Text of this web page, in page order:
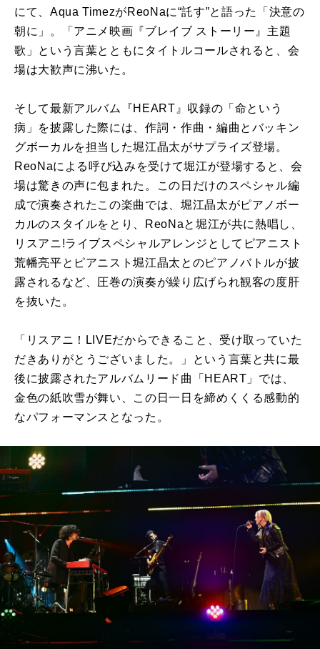
にて、Aqua TimezがReoNaに“託す”と語った「決意の
朝に」。「アニメ映画『ブレイブ ストーリー』主題
歌」という言葉とともにタイトルコールされると、会
場は大歓声に沸いた。
そして最新アルバム『HEART』収録の「命という
病」を披露した際には、作詞・作曲・編曲とバッキン
グボーカルを担当した堀江晶太がサプライズ登場。
ReoNaによる呼び込みを受けて堀江が登場すると、会
場は驚きの声に包まれた。この日だけのスペシャル編
成で演奏されたこの楽曲では、堀江晶太がピアノボー
カルのスタイルをとり、ReoNaと堀江が共に熱唱し、
リスアニ!ライブスペシャルアレンジとしてピアニスト
荒幡亮平とピアニスト堀江晶太とのピアノバトルが披
露されるなど、圧巻の演奏が繰り広げられ観客の度肝
を抜いた。
「リスアニ！LIVEだからできること、受け取っていた
だきありがとうございました。」という言葉と共に最
後に披露されたアルバムリード曲「HEART」では、
金色の紙吹雪が舞い、この日一日を締めくくる感動的
なパフォーマンスとなった。